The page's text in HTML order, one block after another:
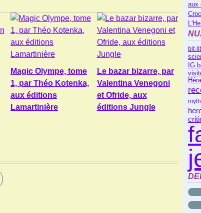
Magic Olympe, tome
1, par Théo Kotenka,
aux éditions
Lamartinière
Le bazar bizarre, par
Valentina Venegoni
et Ofride, aux
éditions Jungle
aux
bit-lit
IG